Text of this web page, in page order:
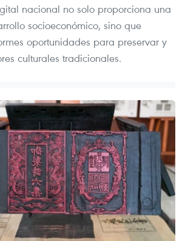
nacional no solo proporciona una
socioeconómico, sino que
oportunidades para preservar y
culturales tradicionales.